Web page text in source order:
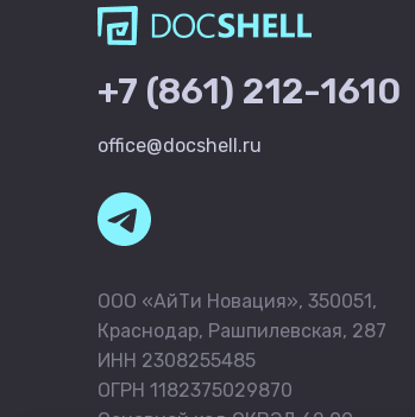
+7 (861) 212-1610
office@docshell.ru
ООО «АйТи Новация», 350051,
Краснодар, Рашпилевская, 287
ИНН 2308255485
ОГРН 1182375029870